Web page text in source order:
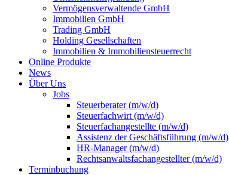
Vermögensverwaltende GmbH
Immobilien GmbH
Trading GmbH
Holding Gesellschaften
Immobilien & Immobiliensteuerrecht
Online Produkte
News
Über Uns
Jobs
Steuerberater (m/w/d)
Steuerfachwirt (m/w/d)
Steuerfachangestellte (m/w/d)
Assistenz der Geschäftsführung (m/w/d)
HR-Manager (m/w/d)
Rechtsanwaltsfachangestellter (m/w/d)
Terminbuchung